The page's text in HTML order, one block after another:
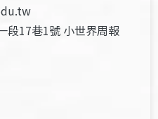
段17巷1號 小世界周報